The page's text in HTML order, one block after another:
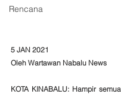
Rencana
5 JAN 2021
Oleh Wartawan Nabalu News
KOTA KINABALU: Hampir